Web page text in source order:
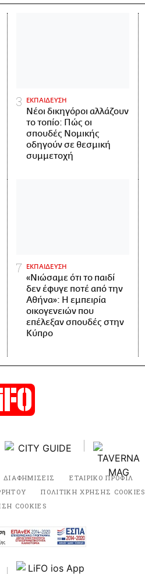
ΕΚΠΑΙΔΕΥΣΗ
Νέοι δικηγόροι αλλάζουν
το τοπίο: Πώς οι
σπουδές Νομικής
οδηγούν σε θεσμική
συμμετοχή
ΕΚΠΑΙΔΕΥΣΗ
«Νιώσαμε ότι το παιδί
δεν έφυγε ποτέ από την
Αθήνα»: Η εμπειρία
οικογενειών που
επέλεξαν σπουδές στην
Κύπρο
ΔΙΑΦΗΜΙΣΕΙΣ ΕΤΑΙΡΙΚΟ ΠΡΟΦΙΛ
ΠΟΛΙΤΙΚΗ ΧΡΗΣΗΣ COOKIES
COOKIES